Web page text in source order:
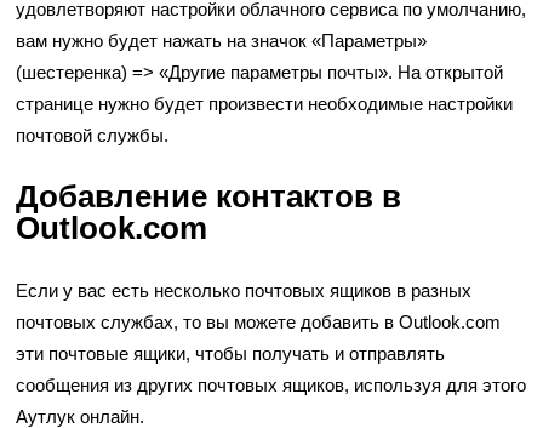
удовлетворяют настройки облачного сервиса по умолчанию,
вам нужно будет нажать на значок «Параметры»
(шестеренка) => «Другие параметры почты». На открытой
странице нужно будет произвести необходимые настройки
почтовой службы.
Добавление контактов в
Outlook.com
Если у вас есть несколько почтовых ящиков в разных
почтовых службах, то вы можете добавить в Outlook.com
эти почтовые ящики, чтобы получать и отправлять
сообщения из других почтовых ящиков, используя для этого
Аутлук онлайн.